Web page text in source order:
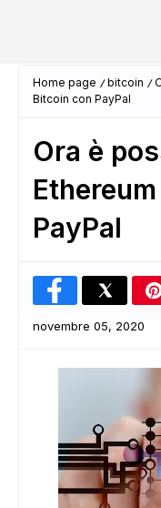
Home page bitcoin
Bitcoin con PayPal
Ora è
PayPal
novembre 05, 2020